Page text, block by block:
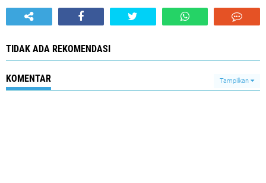
TIDAK ADA REKOMENDASI
KOMENTAR Tampilkan